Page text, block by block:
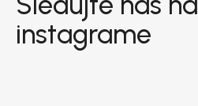
instagrame